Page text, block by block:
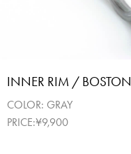
INNER RIM / BOSTON
COLOR: GRAY
PRICE:¥9,900